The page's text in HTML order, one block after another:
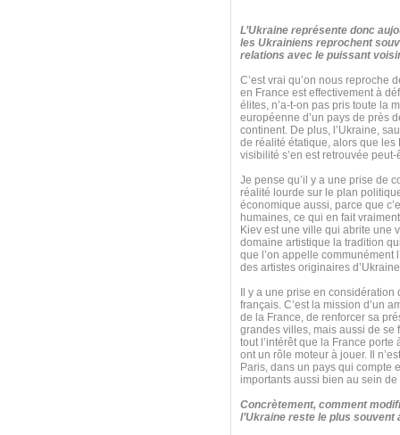
L’Ukraine représente donc
les Ukrainiens reprochent
relations avec le puissant
C’est vrai qu’on nous reproche
en France est effectivement à
élites, n’a-t-on pas pris toute la
européenne d’un pays de près
continent. De plus, l’Ukraine,
de réalité étatique, alors que les
visibilité s’en est retrouvée
Je pense qu’il y a une prise de
réalité lourde sur le plan
économique aussi, parce que
humaines, ce qui en fait
Kiev est une ville qui abrite une
domaine artistique la tradition
que l’on appelle communément
des artistes originaires
Il y a une prise en
français. C’est la mission d’un
de la France, de renforcer sa
grandes villes, mais aussi de se
tout l’intérêt que la France
ont un rôle moteur à jouer. Il
Paris, dans un pays qui compte
importants aussi bien au sein de
Concrètement, comment
l’Ukraine reste le plus